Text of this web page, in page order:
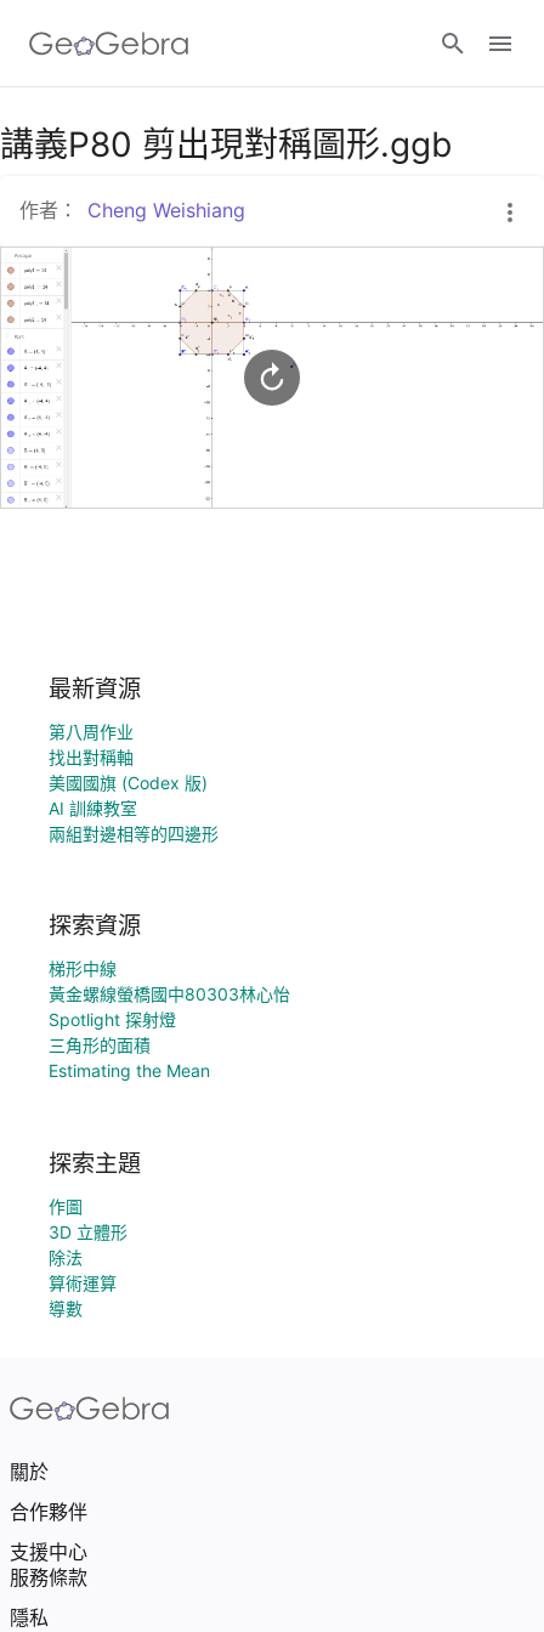
Google Classroom
GeoGebra Classroom
講義P80 剪出現對稱圖形.ggb
作者： Cheng Weishiang
最新資源
第八周作业
找出對稱軸
美國國旗 (Codex 版)
AI 訓練教室
兩組對邊相等的四邊形
探索資源
梯形中線
黃金螺線螢橋國中80303林心怡
Spotlight 探射燈
三角形的面積
Estimating the Mean
探索主題
作圖
3D 立體形
除法
算術運算
導數
關於
合作夥伴
支援中心
服務條款
隱私